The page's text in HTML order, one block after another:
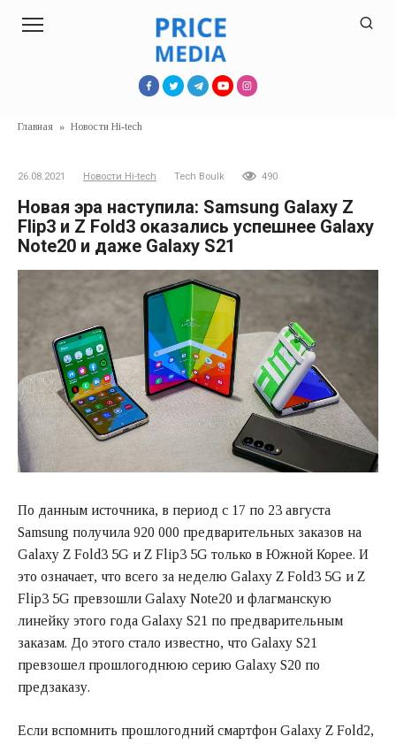
Главная » Новости Hi-tech
26.08.2021 Новости Hi-tech Tech Boulk 490
Новая эра наступила: Samsung Galaxy Z
Flip3 и Z Fold3 оказались успешнее Galaxy
Note20 и даже Galaxy S21
По данным источника, в период с 17 по 23 августа
Samsung получила 920 000 предварительных заказов на
Galaxy Z Fold3 5G и Z Flip3 5G только в Южной Корее. И
это означает, что всего за неделю Galaxy Z Fold3 5G и Z
Flip3 5G превзошли Galaxy Note20 и флагманскую
линейку этого года Galaxy S21 по предварительным
заказам. До этого стало известно, что Galaxy S21
превзошел прошлогоднюю серию Galaxy S20 по
предзаказу.
Если вспомнить прошлогодний смартфон Galaxy Z Fold2,